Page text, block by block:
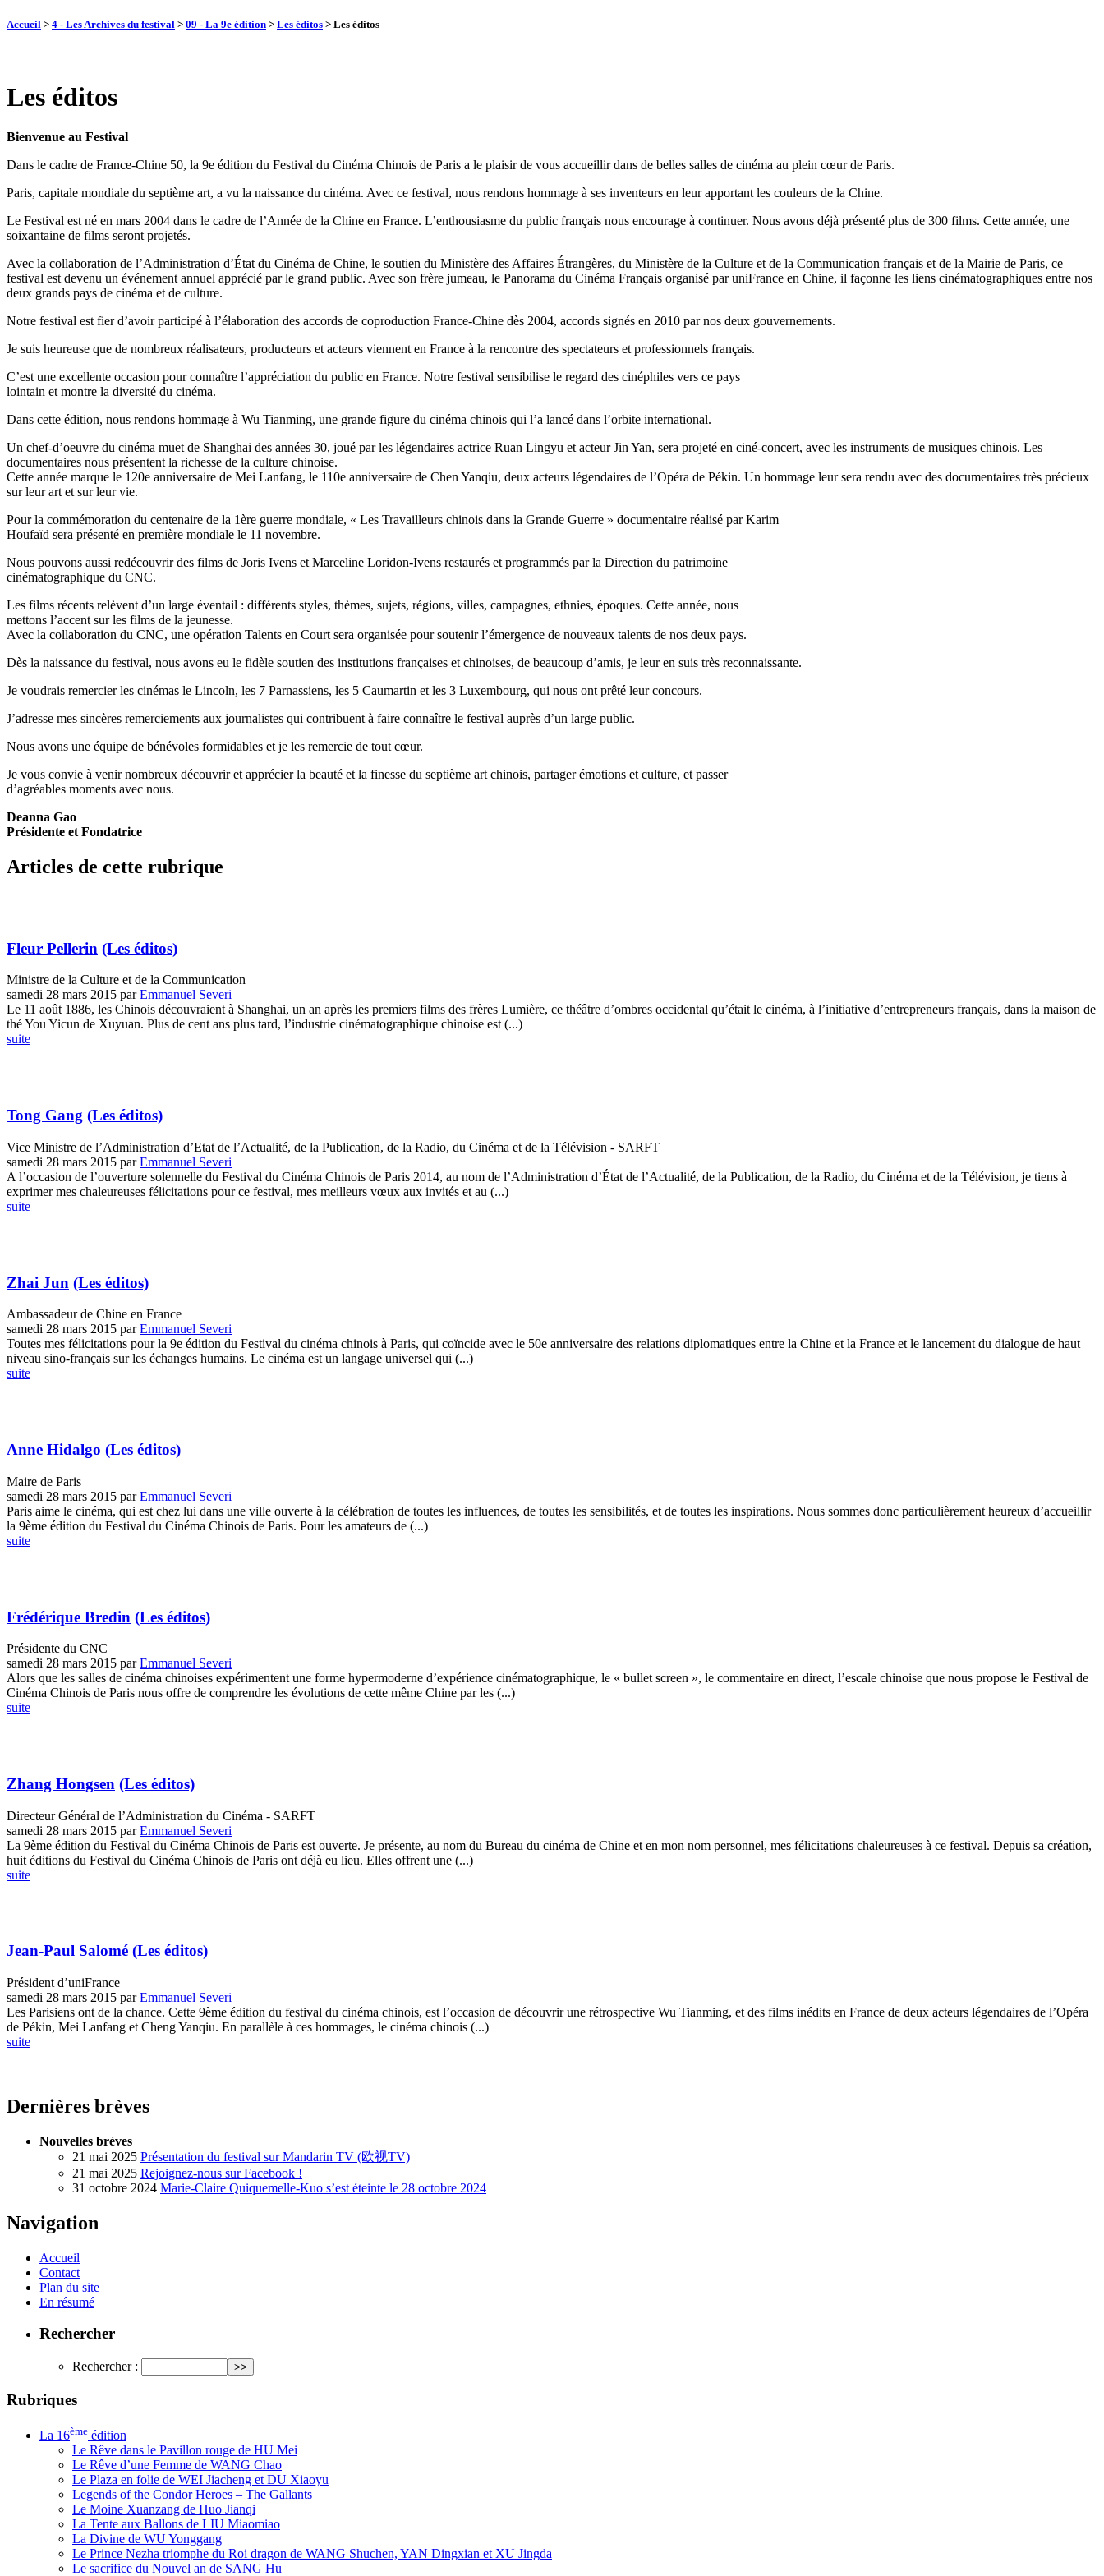
Accueil > 4 - Les Archives du festival > 09 - La 9e édition > Les éditos > Les éditos
Les éditos
Bienvenue au Festival
Dans le cadre de France-Chine 50, la 9e édition du Festival du Cinéma Chinois de Paris a le plaisir de vous accueillir dans de belles salles de cinéma au plein cœur de Paris.
Paris, capitale mondiale du septième art, a vu la naissance du cinéma. Avec ce festival, nous rendons hommage à ses inventeurs en leur apportant les couleurs de la Chine.
Le Festival est né en mars 2004 dans le cadre de l’Année de la Chine en France. L’enthousiasme du public français nous encourage à continuer. Nous avons déjà présenté plus de 300 films. Cette année, une
soixantaine de films seront projetés.
Avec la collaboration de l’Administration d’État du Cinéma de Chine, le soutien du Ministère des Affaires Étrangères, du Ministère de la Culture et de la Communication français et de la Mairie de Paris, ce
festival est devenu un événement annuel apprécié par le grand public. Avec son frère jumeau, le Panorama du Cinéma Français organisé par uniFrance en Chine, il façonne les liens cinématographiques entre nos
deux grands pays de cinéma et de culture.
Notre festival est fier d’avoir participé à l’élaboration des accords de coproduction France-Chine dès 2004, accords signés en 2010 par nos deux gouvernements.
Je suis heureuse que de nombreux réalisateurs, producteurs et acteurs viennent en France à la rencontre des spectateurs et professionnels français.
C’est une excellente occasion pour connaître l’appréciation du public en France. Notre festival sensibilise le regard des cinéphiles vers ce pays
lointain et montre la diversité du cinéma.
Dans cette édition, nous rendons hommage à Wu Tianming, une grande figure du cinéma chinois qui l’a lancé dans l’orbite international.
Un chef-d’oeuvre du cinéma muet de Shanghai des années 30, joué par les légendaires actrice Ruan Lingyu et acteur Jin Yan, sera projeté en ciné-concert, avec les instruments de musiques chinois. Les
documentaires nous présentent la richesse de la culture chinoise.
Cette année marque le 120e anniversaire de Mei Lanfang, le 110e anniversaire de Chen Yanqiu, deux acteurs légendaires de l’Opéra de Pékin. Un hommage leur sera rendu avec des documentaires très précieux
sur leur art et sur leur vie.
Pour la commémoration du centenaire de la 1ère guerre mondiale, « Les Travailleurs chinois dans la Grande Guerre » documentaire réalisé par Karim
Houfaïd sera présenté en première mondiale le 11 novembre.
Nous pouvons aussi redécouvrir des films de Joris Ivens et Marceline Loridon-Ivens restaurés et programmés par la Direction du patrimoine
cinématographique du CNC.
Les films récents relèvent d’un large éventail : différents styles, thèmes, sujets, régions, villes, campagnes, ethnies, époques. Cette année, nous
mettons l’accent sur les films de la jeunesse.
Avec la collaboration du CNC, une opération Talents en Court sera organisée pour soutenir l’émergence de nouveaux talents de nos deux pays.
Dès la naissance du festival, nous avons eu le fidèle soutien des institutions françaises et chinoises, de beaucoup d’amis, je leur en suis très reconnaissante.
Je voudrais remercier les cinémas le Lincoln, les 7 Parnassiens, les 5 Caumartin et les 3 Luxembourg, qui nous ont prêté leur concours.
J’adresse mes sincères remerciements aux journalistes qui contribuent à faire connaître le festival auprès d’un large public.
Nous avons une équipe de bénévoles formidables et je les remercie de tout cœur.
Je vous convie à venir nombreux découvrir et apprécier la beauté et la finesse du septième art chinois, partager émotions et culture, et passer
d’agréables moments avec nous.
Deanna Gao
Présidente et Fondatrice
Articles de cette rubrique
Fleur Pellerin (Les éditos)
Ministre de la Culture et de la Communication
samedi 28 mars 2015 parEmmanuel Severi
Le 11 août 1886, les Chinois découvraient à Shanghai, un an après les premiers films des frères Lumière, ce théâtre d’ombres occidental qu’était le cinéma, à l’initiative d’entrepreneurs français, dans la maison de
thé You Yicun de Xuyuan. Plus de cent ans plus tard, l’industrie cinématographique chinoise est (...)
suite
Tong Gang (Les éditos)
Vice Ministre de l’Administration d’Etat de l’Actualité, de la Publication, de la Radio, du Cinéma et de la Télévision - SARFT
samedi 28 mars 2015 parEmmanuel Severi
A l’occasion de l’ouverture solennelle du Festival du Cinéma Chinois de Paris 2014, au nom de l’Administration d’État de l’Actualité, de la Publication, de la Radio, du Cinéma et de la Télévision, je tiens à
exprimer mes chaleureuses félicitations pour ce festival, mes meilleurs vœux aux invités et au (...)
suite
Zhai Jun (Les éditos)
Ambassadeur de Chine en France
samedi 28 mars 2015 parEmmanuel Severi
Toutes mes félicitations pour la 9e édition du Festival du cinéma chinois à Paris, qui coïncide avec le 50e anniversaire des relations diplomatiques entre la Chine et la France et le lancement du dialogue de haut
niveau sino-français sur les échanges humains. Le cinéma est un langage universel qui (...)
suite
Anne Hidalgo (Les éditos)
Maire de Paris
samedi 28 mars 2015 parEmmanuel Severi
Paris aime le cinéma, qui est chez lui dans une ville ouverte à la célébration de toutes les influences, de toutes les sensibilités, et de toutes les inspirations. Nous sommes donc particulièrement heureux d’accueillir
la 9ème édition du Festival du Cinéma Chinois de Paris. Pour les amateurs de (...)
suite
Frédérique Bredin (Les éditos)
Présidente du CNC
samedi 28 mars 2015 parEmmanuel Severi
Alors que les salles de cinéma chinoises expérimentent une forme hypermoderne d’expérience cinématographique, le « bullet screen », le commentaire en direct, l’escale chinoise que nous propose le Festival de
Cinéma Chinois de Paris nous offre de comprendre les évolutions de cette même Chine par les (...)
suite
Zhang Hongsen (Les éditos)
Directeur Général de l’Administration du Cinéma - SARFT
samedi 28 mars 2015 parEmmanuel Severi
La 9ème édition du Festival du Cinéma Chinois de Paris est ouverte. Je présente, au nom du Bureau du cinéma de Chine et en mon nom personnel, mes félicitations chaleureuses à ce festival. Depuis sa création,
huit éditions du Festival du Cinéma Chinois de Paris ont déjà eu lieu. Elles offrent une (...)
suite
Jean-Paul Salomé (Les éditos)
Président d’uniFrance
samedi 28 mars 2015 parEmmanuel Severi
Les Parisiens ont de la chance. Cette 9ème édition du festival du cinéma chinois, est l’occasion de découvrir une rétrospective Wu Tianming, et des films inédits en France de deux acteurs légendaires de l’Opéra
de Pékin, Mei Lanfang et Cheng Yanqiu. En parallèle à ces hommages, le cinéma chinois (...)
suite
Dernières brèves
Nouvelles brèves
21 mai 2025 Présentation du festival sur Mandarin TV (欧视TV)
21 mai 2025 Rejoignez-nous sur Facebook !
31 octobre 2024 Marie-Claire Quiquemelle-Kuo s’est éteinte le 28 octobre 2024
Navigation
Accueil
Contact
Plan du site
En résumé
Rechercher
Rechercher :
Rubriques
La 16ème édition
Le Rêve dans le Pavillon rouge de HU Mei
Le Rêve d’une Femme de WANG Chao
Le Plaza en folie de WEI Jiacheng et DU Xiaoyu
Legends of the Condor Heroes – The Gallants
Le Moine Xuanzang de Huo Jianqi
La Tente aux Ballons de LIU Miaomiao
La Divine de WU Yonggang
Le Prince Nezha triomphe du Roi dragon de WANG Shuchen, YAN Dingxian et XU Jingda
Le sacrifice du Nouvel an de SANG Hu